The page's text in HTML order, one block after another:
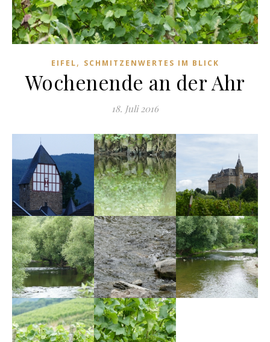
EIFEL, SCHMITZENWERTES IM BLICK
Wochenende an der Ahr
18. Juli 2016